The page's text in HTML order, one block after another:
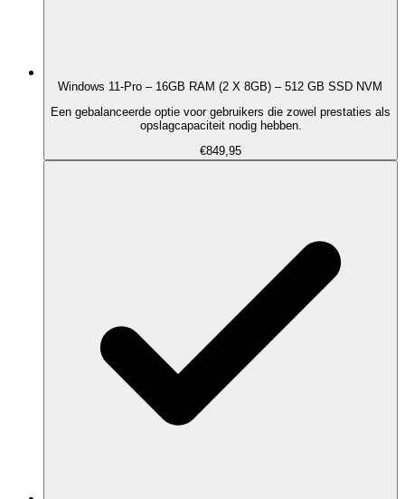
Windows 11-Pro – 16GB RAM (2 X 8GB) – 512 GB SSD NVM
Een gebalanceerde optie voor gebruikers die zowel prestaties als
opslagcapaciteit nodig hebben.
€849,95